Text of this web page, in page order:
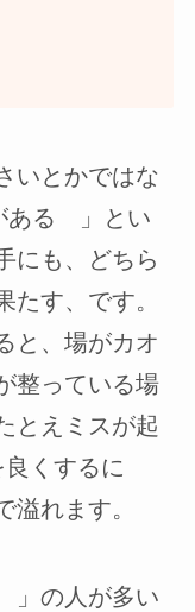
いとかではな
ある 」とい
にも、どちら
たす、です。
と、場がカオ
整っている場
とえミスが起
くするに
れます。
の人が多い